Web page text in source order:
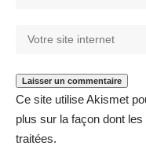
Ce site utilise Akismet
plus sur la façon dont
traitées.